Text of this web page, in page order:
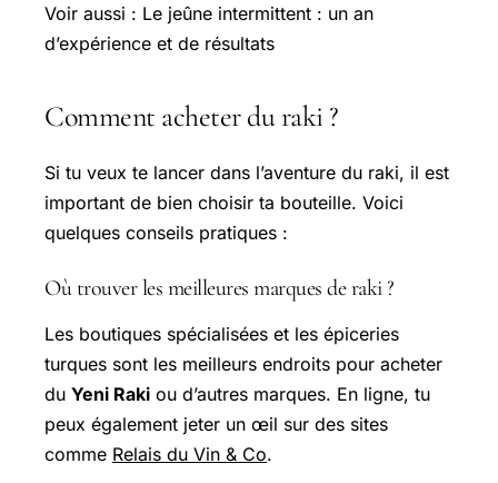
Voir aussi : Le jeûne intermittent : un an
d’expérience et de résultats
Comment acheter du raki ?
Si tu veux te lancer dans l’aventure du raki, il est
important de bien choisir ta bouteille. Voici
quelques conseils pratiques :
Où trouver les meilleures marques de raki ?
Les boutiques spécialisées et les épiceries
turques sont les meilleurs endroits pour acheter
du Yeni Raki ou d’autres marques. En ligne, tu
peux également jeter un œil sur des sites
comme Relais du Vin & Co.